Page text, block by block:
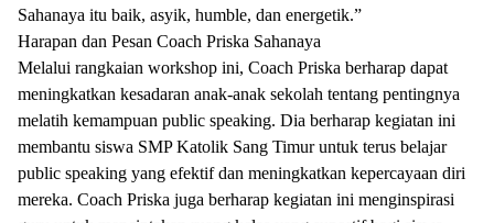
Sahanaya itu baik, asyik, humble, dan energetik.”
Harapan dan Pesan Coach Priska Sahanaya
Melalui rangkaian workshop ini, Coach Priska berharap dapat
meningkatkan kesadaran anak-anak sekolah tentang pentingnya
melatih kemampuan public speaking. Dia berharap kegiatan ini
membantu siswa SMP Katolik Sang Timur untuk terus belajar
public speaking yang efektif dan meningkatkan kepercayaan diri
mereka. Coach Priska juga berharap kegiatan ini menginspirasi